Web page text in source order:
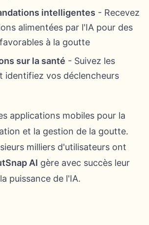
intelligentes - Recevez
alimentées par l'IA pour des
à la goutte
sur la santé - Suivez les
identifiez vos déclencheurs
applications mobiles pour la
et la gestion de la goutte.
milliers d'utilisateurs ont
AI gère avec succès leur
puissance de l'IA.